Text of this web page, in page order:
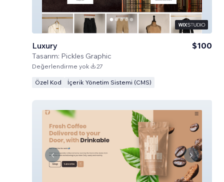
Luxury
Tasarım: Pickles Graphic
$100
Değerlendirme yok 27
Özel Kod İçerik Yönetim Sistemi (CMS)